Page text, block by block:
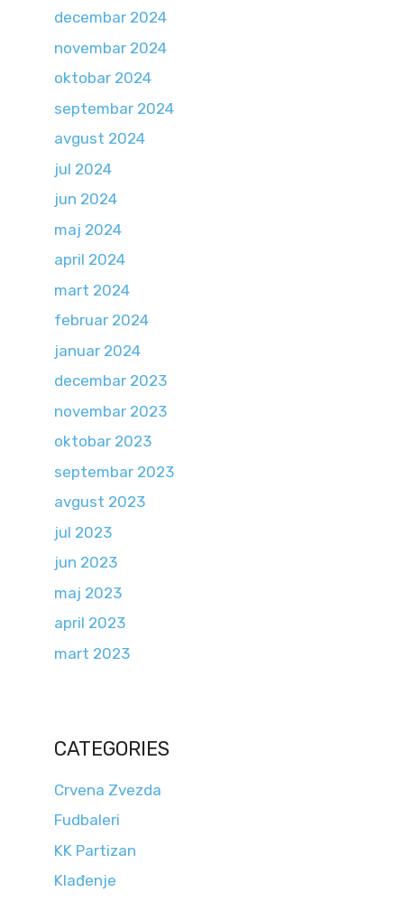
decembar 2024
novembar 2024
oktobar 2024
septembar 2024
avgust 2024
jul 2024
jun 2024
maj 2024
april 2024
mart 2024
februar 2024
januar 2024
decembar 2023
novembar 2023
oktobar 2023
septembar 2023
avgust 2023
jul 2023
jun 2023
maj 2023
april 2023
mart 2023
CATEGORIES
Crvena Zvezda
Fudbaleri
KK Partizan
Klađenje